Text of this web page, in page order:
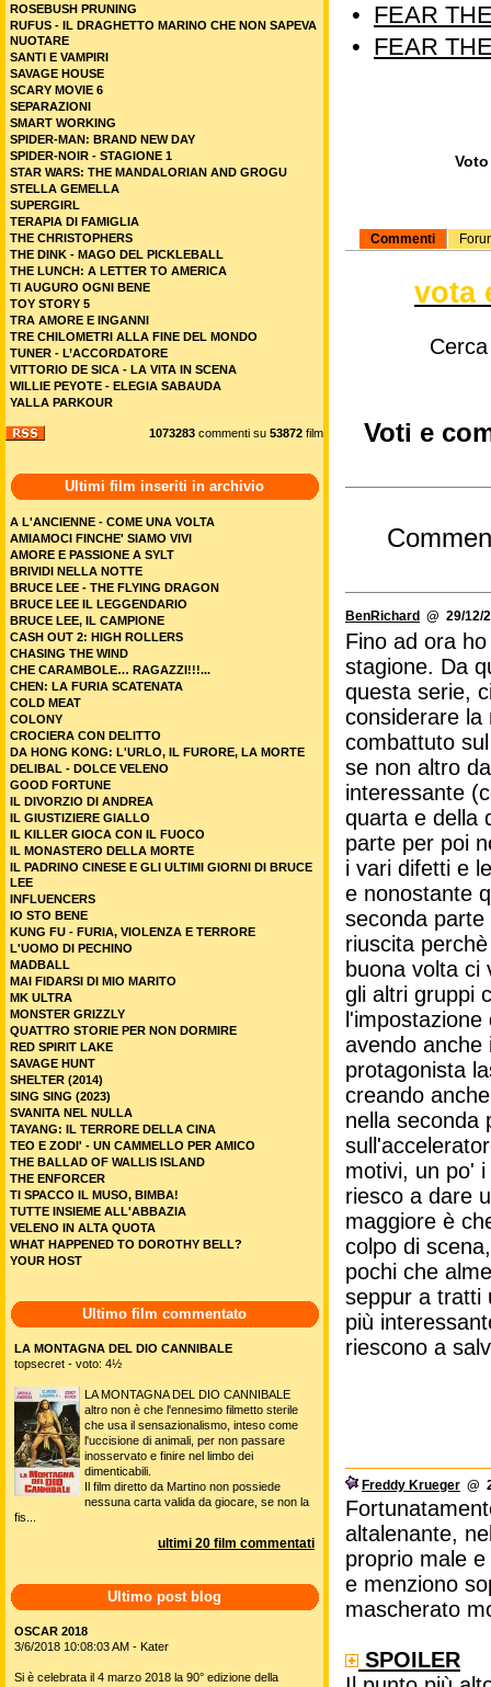
• FEAR
• FEAR
Commenti
vota
Voti e
BenRichard @ 29/12/
Fino ad ora
stagione. Da
questa serie,
considerare la
combattuto
se non altro
interessante
quarta e della
parte per poi
i vari difetti e
e nonostante
seconda
riuscita
buona volta ci
gli altri gruppi
avendo anche
protagonista
creando
nella seconda
motivi, un po'
riesco a dare
maggiore è
colpo di
pochi che
seppur a tratti
più
riescono a
Freddy Krueger @
altalenante,
proprio male
e menziono
mascherato
SPOILER
ROSEBUSH PRUNING
RUFUS - IL DRAGHETTO MARINO CHE NON SAPEVA
NUOTARE
SANTI E VAMPIRI
SAVAGE HOUSE
SCARY MOVIE 6
SEPARAZIONI
SMART WORKING
SPIDER-MAN: BRAND NEW DAY
SPIDER-NOIR - STAGIONE 1
STAR WARS: THE MANDALORIAN AND GROGU
STELLA GEMELLA
SUPERGIRL
TERAPIA DI FAMIGLIA
THE CHRISTOPHERS
THE DINK - MAGO DEL PICKLEBALL
THE LUNCH: A LETTER TO AMERICA
TI AUGURO OGNI BENE
TOY STORY 5
TRA AMORE E INGANNI
TRE CHILOMETRI ALLA FINE DEL MONDO
TUNER - L’ACCORDATORE
VITTORIO DE SICA - LA VITA IN SCENA
WILLIE PEYOTE - ELEGIA SABAUDA
YALLA PARKOUR
1073283 commenti su 53872 film
Ultimi film inseriti in archivio
A L'ANCIENNE - COME UNA VOLTA
AMIAMOCI FINCHE' SIAMO VIVI
AMORE E PASSIONE A SYLT
BRIVIDI NELLA NOTTE
BRUCE LEE - THE FLYING DRAGON
BRUCE LEE IL LEGGENDARIO
BRUCE LEE, IL CAMPIONE
CASH OUT 2: HIGH ROLLERS
CHASING THE WIND
CHE CARAMBOLE… RAGAZZI!!!...
CHEN: LA FURIA SCATENATA
COLD MEAT
COLONY
CROCIERA CON DELITTO
DA HONG KONG: L'URLO, IL FURORE, LA MORTE
DELIBAL - DOLCE VELENO
GOOD FORTUNE
IL DIVORZIO DI ANDREA
IL GIUSTIZIERE GIALLO
IL KILLER GIOCA CON IL FUOCO
IL MONASTERO DELLA MORTE
IL PADRINO CINESE E GLI ULTIMI GIORNI DI BRUCE
LEE
INFLUENCERS
IO STO BENE
KUNG FU - FURIA, VIOLENZA E TERRORE
L'UOMO DI PECHINO
MADBALL
MAI FIDARSI DI MIO MARITO
MK ULTRA
MONSTER GRIZZLY
QUATTRO STORIE PER NON DORMIRE
RED SPIRIT LAKE
SAVAGE HUNT
SHELTER (2014)
SING SING (2023)
SVANITA NEL NULLA
TAYANG: IL TERRORE DELLA CINA
TEO E ZODI' - UN CAMMELLO PER AMICO
THE BALLAD OF WALLIS ISLAND
THE ENFORCER
TI SPACCO IL MUSO, BIMBA!
TUTTE INSIEME ALL'ABBAZIA
VELENO IN ALTA QUOTA
WHAT HAPPENED TO DOROTHY BELL?
YOUR HOST
Ultimo film commentato
LA MONTAGNA DEL DIO CANNIBALE
topsecret - voto: 4½
LA MONTAGNA DEL DIO CANNIBALE
altro non è che l'ennesimo filmetto sterile
che usa il sensazionalismo, inteso come
l'uccisione di animali, per non passare
inosservato e finire nel limbo dei
dimenticabili.
Il film diretto da Martino non possiede
nessuna carta valida da giocare, se non la
fis...
ultimi 20 film commentati
Ultimo post blog
OSCAR 2018
3/6/2018 10:08:03 AM - Kater
Si è celebrata il 4 marzo 2018 la 90° edizione della